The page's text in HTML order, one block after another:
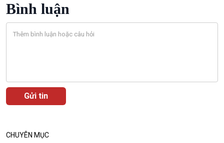
VOV1 đặc biệt
Các chương trình đặc biệt
Bình luận
CHUYÊN MỤC